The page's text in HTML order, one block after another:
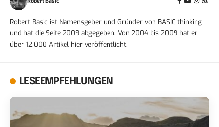
Robert Basic ist Namensgeber und Gründer von BASIC thinking
und hat die Seite 2009 abgegeben. Von 2004 bis 2009 hat er
über 12.000 Artikel hier veröffentlicht.
LESEEMPFEHLUNGEN